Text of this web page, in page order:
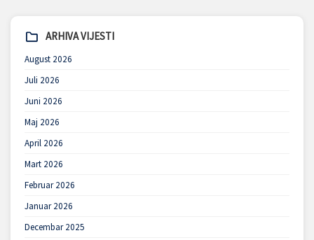
ARHIVA VIJESTI
August 2026
Juli 2026
Juni 2026
Maj 2026
April 2026
Mart 2026
Februar 2026
Januar 2026
Decembar 2025